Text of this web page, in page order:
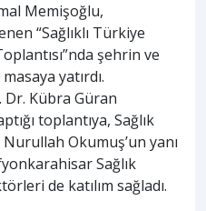
Memişoğlu,
“Sağlıklı Türkiye
şehrin ve
yatırdı.
Kübra Güran
toplantıya, Sağlık
Nurullah Okumuş’un yanı
Sağlık
de katılım sağladı.